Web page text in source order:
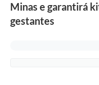
Minas e garantirá
gestantes